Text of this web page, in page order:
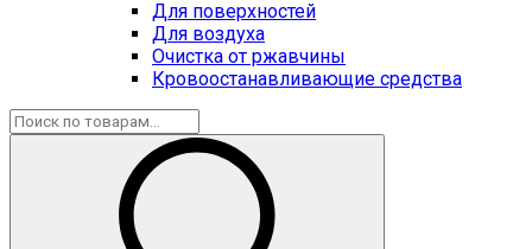
Для поверхностей
Для воздуха
Очистка от ржавчины
Кровоостанавливающие средства